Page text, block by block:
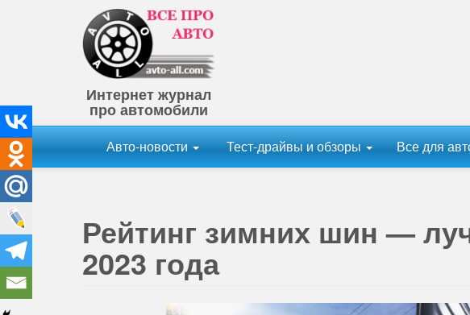
Интернет журнал
про автомобили
Авто-новости Тест-драйвы и обзоры Все для
Рейтинг зимних шин —
2023 года